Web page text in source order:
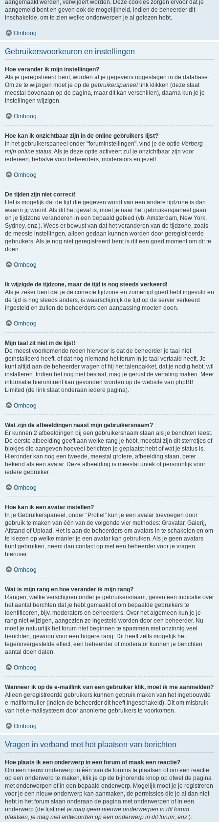
aangemaakt werden, verwijdert worden. Deze cookies zorgen ervoor dat je
aangemeld bent en geven ook de mogelijkheid, indien de beheerder dit
inschakelde, om te zien welke onderwerpen je al gelezen hebt.
Omhoog
Gebruikersvoorkeuren en instellingen
Hoe verander ik mijn instellingen?
Als je geregistreerd bent, worden al je gegevens opgeslagen in de database.
Om ze te wijzigen moet je op de gebruikerspaneel link klikken (deze staat
meestal bovenaan op de pagina, maar dit kan verschillen), daarna kun je je
instellingen wijzigen.
Omhoog
Hoe kan ik onzichtbaar zijn in de online gebruikers lijst?
In het gebruikerspaneel onder "foruminstellingen", vind je de optie Verberg
mijn online status. Als je deze optie activeert zul je onzichtbaar zijn voor
iedereen, behalve voor beheerders, moderators en jezelf.
Omhoog
De tijden zijn niet correct!
Het is mogelijk dat de tijd die gegeven wordt van een andere tijdzone is dan
waarin jij woont. Als dit het geval is, moet je naar het gebruikerspaneel gaan
en je tijdzone veranderen in een bepaald gebied (vb: Amsterdam, New York,
Sydney, enz.). Wees er bewust van dat het veranderen van de tijdzone, zoals
de meeste instellingen, alleen gedaan kunnen worden door geregistreerde
gebruikers. Als je nog niet geregistreerd bent is dit een goed moment om dit te
doen.
Omhoog
Ik wijzigde de tijdzone, maar de tijd is nog steeds verkeerd!
Als je zeker bent dat je de correcte tijdzone en zomertijd goed hebt ingevuld en
de tijd is nog steeds anders, is waarschijnlijk de tijd op de server verkeerd
ingesteld en zullen de beheerders een aanpassing moeten doen.
Omhoog
Mijn taal zit niet in de lijst!
De meest voorkomende reden hiervoor is dat de beheerder je taal niet
geïnstalleerd heeft, of dat nog niemand het forum in je taal vertaald heeft. Je
kunt altijd aan de beheerder vragen of hij het talenpakket, dat je nodig hebt, wil
installeren. Indien het nog niet bestaat, mag je gerust de vertaling maken. Meer
informatie hieromtrent kan gevonden worden op de website van phpBB
Limited (de link staat onderaan iedere pagina).
Omhoog
Wat zijn de afbeeldingen naast mijn gebruikersnaam?
Er kunnen 2 afbeeldingen bij een gebruikersnaam staan als je berichten leest.
De eerste afbeelding geeft aan welke rang je hebt, meestal zijn dit sterretjes of
blokjes die aangeven hoeveel berichten je geplaatst hebt of wat je status is.
Hieronder kan nog een tweede, meestal grotere, afbeelding staan, beter
bekend als een avatar. Deze afbeelding is meestal uniek of persoonlijk voor
iedere gebruiker.
Omhoog
Hoe kan ik een avatar instellen?
In je Gebruikerspaneel, onder “Profiel” kun je een avatar toevoegen door
gebruik te maken van één van de volgende vier methodes: Gravatar, Galerij,
Afstand of Upload. Het is aan de beheerders om avatars in te schakelen en om
te kiezen op welke manier je een avatar kan gebruiken. Als je geen avatars
kunt gebruiken, neem dan contact op met een beheerder voor je vragen
hierover.
Omhoog
Wat is mijn rang en hoe verander ik mijn rang?
Rangen, welke verschijnen onder je gebruikersnaam, geven een indicatie over
het aantal berchten dat je hebt gemaakt of om bepaalde gebruikers te
identificeren, bijv. moderators en beheerders. Over het algemeen kun je je
rang niet wijzigen, aangezien ze ingesteld worden door een beheerder. Nu
moet je natuurlijk het forum niet beginnen te spammen met onzinnig veel
berichten, gewoon voor een hogere rang. Dit heeft zelfs mogelijk het
tegenovergestelde effect, een beheerder of moderator kunnen je berichten
aantal doen dalen.
Omhoog
Wanneer ik op de e-maillink van een gebruiker klik, moet ik me aanmelden?
Alleen geregistreerde gebruikers kunnen gebruik maken van het ingebouwde
e-mailformulier (indien de beheerder dit heeft ingeschakeld). Dit om misbruik
van het e-mailsysteem door anonieme gebruikers te voorkomen.
Omhoog
Vragen in verband met het plaatsen van berichten
Hoe plaats ik een onderwerp in een forum of maak een reactie?
Om een nieuw onderwerp in één van de forums te plaatsen of om een reactie
op een onderwerp te maken, klik je op de bijhorende knop op ofwel de pagina
met onderwerpen of in een bepaald onderwerp. Mogelijk moet je je registreren
voor je een nieuw onderwerp kan aanmaken, de permissies die je al dan niet
hebt in het forum staan onderaan de pagina met onderwerpen of in een
onderwerp (de lijst metje mag geen nieuwe onderwerpen in dit forum
plaatsen, je mag niet antwoorden op een onderwerp in dit forum, enz.).